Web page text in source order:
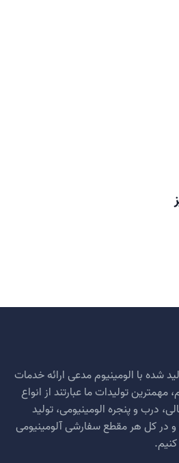
شده با الومینیوم مدعی ارائه خدمات
تولیدات ما عبارتند از انواع
درب و پنجره الومینیومی، تولید
در کل هر مقطع سفارشی آلومینیومی